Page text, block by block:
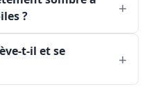
?
t-il et se